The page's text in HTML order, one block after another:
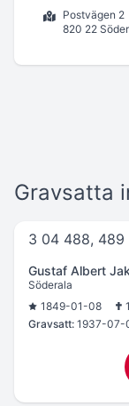
Postvägen 2
820 22
Gravsatta
3 04 488, 489
Gustaf Albert
Söderala
1849-01-08
Gravsatt: 1937-07-